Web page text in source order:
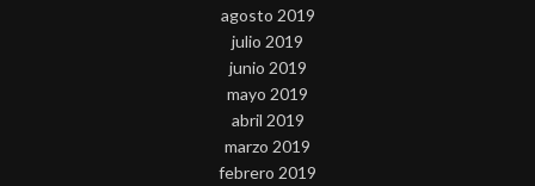
agosto 2019
julio 2019
junio 2019
mayo 2019
abril 2019
marzo 2019
febrero 2019